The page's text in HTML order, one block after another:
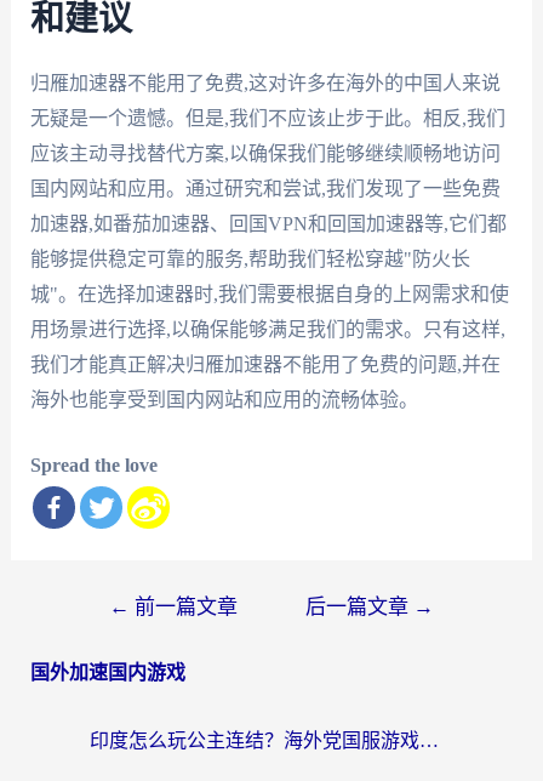
和建议
归雁加速器不能用了免费,这对许多在海外的中国人来说
无疑是一个遗憾。但是,我们不应该止步于此。相反,我们
应该主动寻找替代方案,以确保我们能够继续顺畅地访问
国内网站和应用。通过研究和尝试,我们发现了一些免费
加速器,如番茄加速器、回国VPN和回国加速器等,它们都
能够提供稳定可靠的服务,帮助我们轻松穿越"防火长
城"。在选择加速器时,我们需要根据自身的上网需求和使
用场景进行选择,以确保能够满足我们的需求。只有这样,
我们才能真正解决归雁加速器不能用了免费的问题,并在
海外也能享受到国内网站和应用的流畅体验。
Spread the love
导
← 前一篇文章 后一篇文章 →
国外加速国内游戏
印度怎么玩公主连结？海外党国服游戏加速终极指南（附仙境传说RO重生细胞优化技巧）